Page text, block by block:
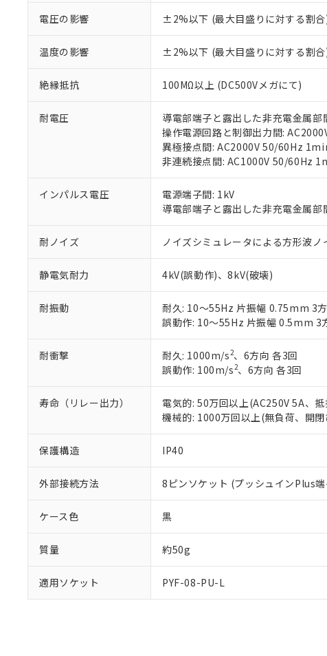
電圧の影響 ±2%以下 (最大目盛りに対する割
温度の影響 ±2%以下 (最大目盛りに対する割
絶縁抵抗 100MΩ以上 (DC500Vメガにて)
耐電圧
導電部端子と露出した非充電金属
操作電源回路と制御出力間:
異極接点間: AC2000V 50/60Hz
非連続接点間: AC1000V 50/60Hz
インパルス電圧
電源端子間: 1kV
導電部端子と露出した非充電金属部
耐ノイズ ノイズシミュレータによる方形波
静電気耐力 4kV(誤動作)、8kV(破壊)
耐振動
耐久: 10～55Hz 片振幅 0.75mm 3
誤動作: 10～55Hz 片振幅 0.5mm 3
耐衝撃 耐久: 1000m/s2、6方向 各3回
誤動作: 100m/s2、6方向 各3回
寿命（リレー出力）
電気的: 50万回以上(AC250V 5A、
機械的: 1000万回以上(無負荷、開
保護構造 IP40
外部接続方法 8ピンソケット (プッシュインPlus
ケース色 黒
質量 約50g
適用ソケット PYF-08-PU-L
本サービスは、
くものです。
当社制御機器事
在庫状況および
のであり、閲覧
正式な納期状況
当社販売員にご
オムロン制御機
在庫状況および
す。
マイパーツ機能
お客様が当ウェ
が、当社の製品
さい。
いる法人を指しま
*EU RoHS指令（10物質）：
鉛(Pb) 1000ppm以下、 水銀
フタル酸ビス(2-エチルヘキ
フタル酸エステル類の４物質
※2 対応予定月
部品在庫の切り替え状
※3 非含有証明書ダ
下記の非含有証明書
EU RoHS指令（10物
51物質の非含有証明書
また、RoHS指令のフ
混在することから備考
既に当社にて対応品
り割愛しております。
「○」：最大均質材料
「×」：最大均質材料
「－」：未確認です。
*中国RoHS10物質の基準値
Pb(鉛) :1000ppm、 Hg(水銀
Cr(Ⅵ)(六価クロム) : 1000ppm
DBP(フタル酸ジブチル) :
DEHP(フタル酸ビス(2-エチ
※2 環境保護使用期
「ｅ」：有害物質（
味します。
「－」：未確認です。
当社は、これら
う）を輸出また
などの必要な手続
当社は規制貨物
ます。
置等に一切使用
当社は、貴社製
また当社は、販
たしません。
号
説明
○ 一定数以上の
△ 一定数には
－
在庫なし(最
空
受注生産機